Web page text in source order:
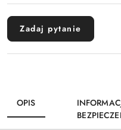
Zadaj pytanie
OPIS